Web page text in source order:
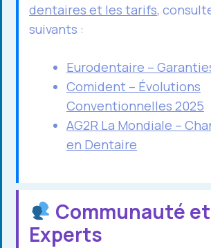
dentaires et les tarifs,
suivants :
Eurodentaire –
Comident – Évolutions
Conventionnelles 2025
AG2R La Mondiale –
en Dentaire
Communauté et
Experts